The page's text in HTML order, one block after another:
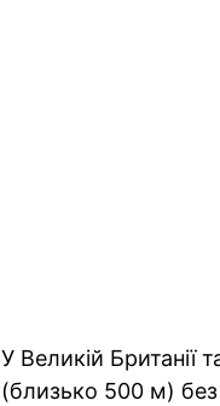
У Великій Британії
(близько 500 м) без